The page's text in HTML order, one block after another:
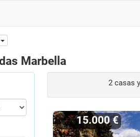
Dropdown
Marbella
2
15.000 €